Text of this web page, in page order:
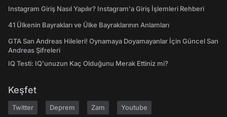
Instagram Giriş Nasıl Yapılır? Instagram'a Giriş İşlemleri Rehberi
41 Ülkenin Bayrakları ve Ülke Bayraklarının Anlamları
GTA San Andreas Hileleri! Oynamaya Doyamayanlar İçin Güncel San
Andreas Şifreleri
IQ Testi: IQ'unuzun Kaç Olduğunu Merak Ettiniz mi?
Keşfet
Twitter Deprem Zam Youtube